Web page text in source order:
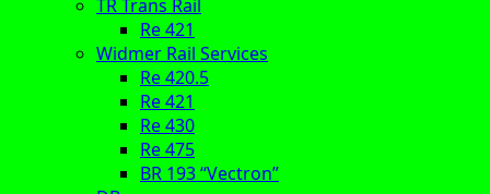
TR Trans Rail
Re 421
Widmer Rail Services
Re 420.5
Re 421
Re 430
Re 475
BR 193 “Vectron”